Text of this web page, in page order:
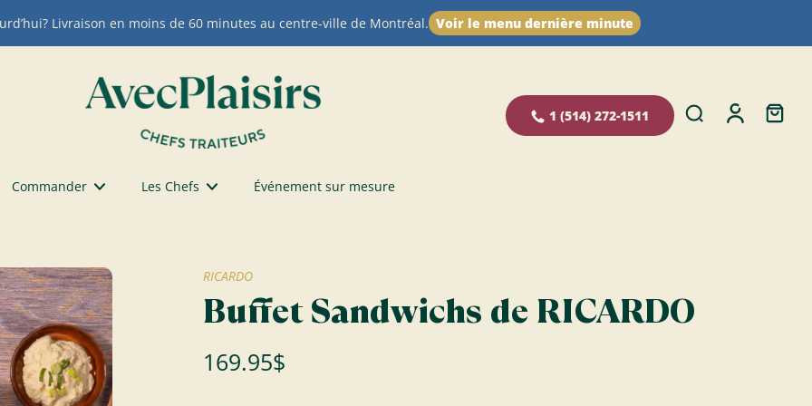
Livraison en moins de 60 minutes au centre-ville de Montréal. Voir le menu dernière minute
1 (514) 272-1511
Commander Les Chefs Événement sur mesure
RICARDO
Buffet Sandwichs de RICARDO
169.95$